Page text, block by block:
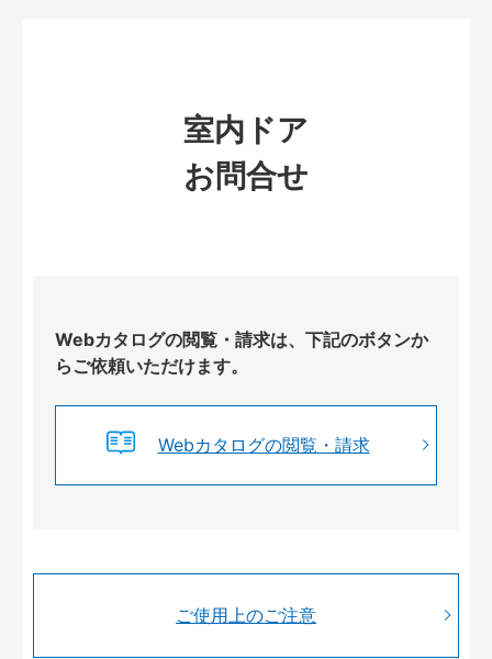
室内ドア
お問合せ
Webカタログの閲覧・請求は、下記のボタンか
らご依頼いただけます。
Webカタログの閲覧・請求
ご使用上のご注意